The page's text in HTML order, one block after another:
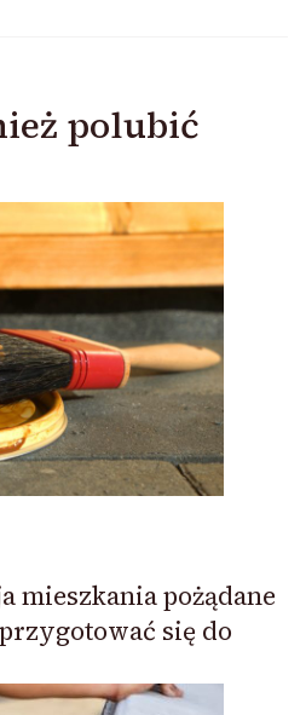
polubić
mieszkania pożądane
się do